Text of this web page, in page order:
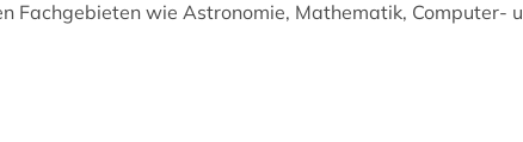
Fachgebieten wie Astronomie, Mathematik, Computer-